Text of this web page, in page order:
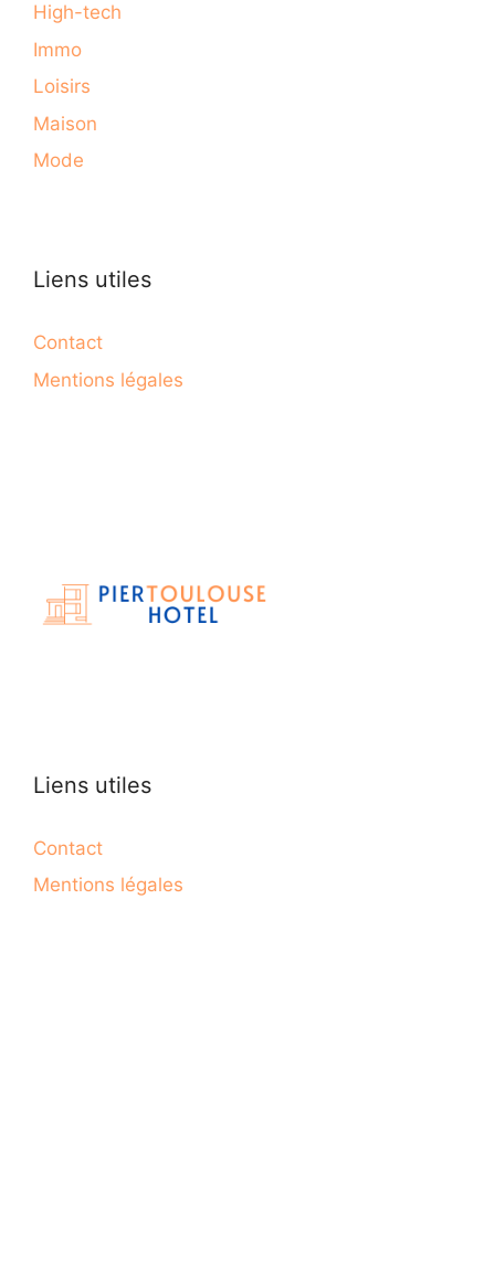
High-tech
Immo
Loisirs
Maison
Mode
Liens utiles
Contact
Mentions légales
Liens utiles
Contact
Mentions légales